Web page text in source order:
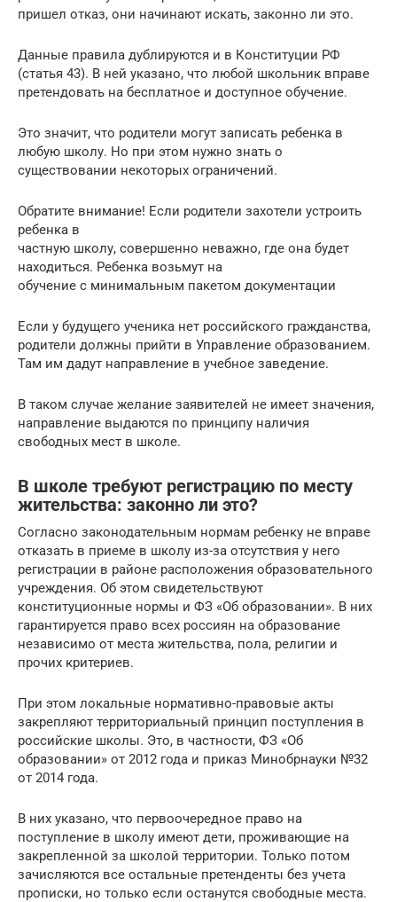
пришел отказ, они начинают искать, законно ли это.
Данные правила дублируются и в Конституции РФ
(статья 43). В ней указано, что любой школьник вправе
претендовать на бесплатное и доступное обучение.
Это значит, что родители могут записать ребенка в
любую школу. Но при этом нужно знать о
существовании некоторых ограничений.
Обратите внимание! Если родители захотели устроить
ребенка в
частную школу, совершенно неважно, где она будет
находиться. Ребенка возьмут на
обучение с минимальным пакетом документации
Если у будущего ученика нет российского гражданства,
родители должны прийти в Управление образованием.
Там им дадут направление в учебное заведение.
В таком случае желание заявителей не имеет значения,
направление выдаются по принципу наличия
свободных мест в школе.
В школе требуют регистрацию по месту
жительства: законно ли это?
Согласно законодательным нормам ребенку не вправе
отказать в приеме в школу из-за отсутствия у него
регистрации в районе расположения образовательного
учреждения. Об этом свидетельствуют
конституционные нормы и ФЗ «Об образовании». В них
гарантируется право всех россиян на образование
независимо от места жительства, пола, религии и
прочих критериев.
При этом локальные нормативно-правовые акты
закрепляют территориальный принцип поступления в
российские школы. Это, в частности, ФЗ «Об
образовании» от 2012 года и приказ Минобрнауки №32
от 2014 года.
В них указано, что первоочередное право на
поступление в школу имеют дети, проживающие на
закрепленной за школой территории. Только потом
зачисляются все остальные претенденты без учета
прописки, но только если останутся свободные места.